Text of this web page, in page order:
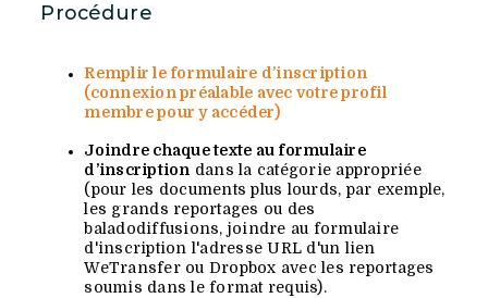
Procédure
Remplir le formulaire d’inscription
(connexion préalable avec votre profil
membre pour y accéder)
Joindre chaque texte au formulaire
d’inscription dans la catégorie appropriée
(pour les documents plus lourds, par exemple,
les grands reportages ou des
baladodiffusions, joindre au formulaire
d'inscription l'adresse URL d'un lien
WeTransfer ou Dropbox avec les reportages
soumis dans le format requis).